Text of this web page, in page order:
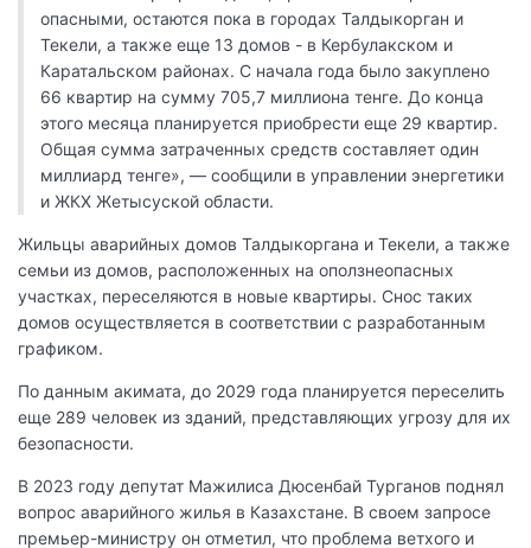
опасными, остаются пока в городах Талдыкорган и
Текели, а также еще 13 домов - в Кербулакском и
Каратальском районах. С начала года было закуплено
66 квартир на сумму 705,7 миллиона тенге. До конца
этого месяца планируется приобрести еще 29 квартир.
Общая сумма затраченных средств составляет один
миллиард тенге», — сообщили в управлении энергетики
и ЖКХ Жетысуской области.
Жильцы аварийных домов Талдыкоргана и Текели, а также
семьи из домов, расположенных на оползнеопасных
участках, переселяются в новые квартиры. Снос таких
домов осуществляется в соответствии с разработанным
графиком.
По данным акимата, до 2029 года планируется переселить
еще 289 человек из зданий, представляющих угрозу для их
безопасности.
В 2023 году депутат Мажилиса Дюсенбай Турганов поднял
вопрос аварийного жилья в Казахстане. В своем запросе
премьер-министру он отметил, что проблема ветхого и